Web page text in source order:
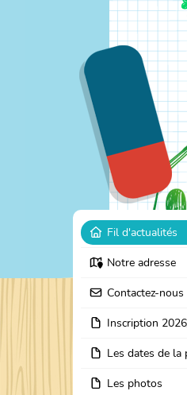
Fil d'actualités
Notre adresse
Contactez-nous
Inscription
Les dates de la
Les photos